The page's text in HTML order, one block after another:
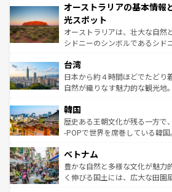
部のニューオーリンズでは、音
文化が魅力。旅行者はアメリカ
しみながら、その多様性と豊か
るだろう。車でのロードトリッ
情報は
ワイ島は見逃せない。また、定
島だが、静かな自然を求めるな
おすすめ。エメラルドグリーン
文化や歴史が息づいている。「
人々、おいしいローカルフード
ク、伝統的なフラダンスなど、
っている。訪れるたびに新しい
はコンテンツ一覧
オーストラリアの基本情報
光スポット
オーストラリアは、壮大な自然
シドニーのシンボルであるシド
リアリーフや大陸中央部にそび
ク）、タスマニアの美しい原生
ど、見どころがたくさん。また
いる。アクティビティも充実し
ビング、ハイキングなど、アウ
い。オーストラリアの多彩な魅
参照してほしい。
台湾
日本から約４時間ほどでたどり
自然が織りなす魅力的な観光地
ン）、静ひつな山岳地帯である
と山間の静けさが共存しており
驚きをもたらしてくれる。また
容にもいいと評判のスイーツな
が味わえる。 なお、新着の
照してほしい。
韓国
歴史ある王朝文化が残る一方で
-POPで世界を席巻している韓
き、地方に足を延ばせば四季折
できる。そして、キムチや焼肉
まで、さまざまな韓国料理が待
ベトナム
豊かな自然と多様な文化が魅力
く伸びる国土には、広大な田園